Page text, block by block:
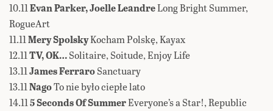
10.11Evan Parker, Joelle LeandreLong Bright Summer,
RogueArt
11.11Mery SpolskyKocham Polskę, Kayax
12.11TV, OK…Solitaire, Soitude, Enjoy Life
13.11James FerraroSanctuary
13.11NagoTo nie było ciepłe lato
14.115 Seconds Of SummerEveryone’s a Star!, Republic